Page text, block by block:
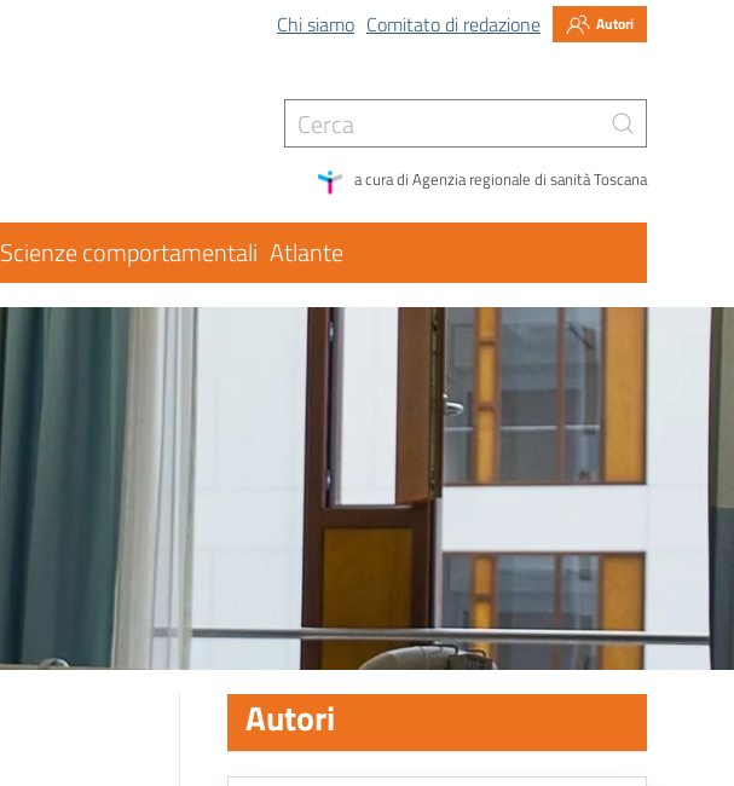
Chi siamo Comitato di redazione Autori
Scienze comportamentali Atlante
a cura di Agenzia regionale di sanità Toscana
Autori